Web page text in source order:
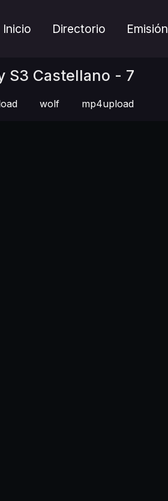
Inicio Directorio Emisión
S3 Castellano - 7
wolf mp4upload